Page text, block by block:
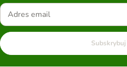
Subskrybuj